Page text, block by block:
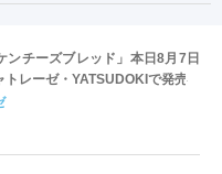
ンチーズブレッド」本日8月7日
トレーゼ・YATSUDOKIで発売